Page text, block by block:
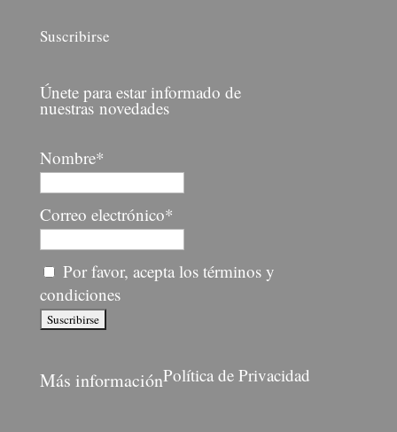
Suscribirse
Únete para estar informado de
nuestras novedades
Nombre*
Correo electrónico*
Por favor, acepta los términos y
condiciones
Más informaciónPolítica de Privacidad